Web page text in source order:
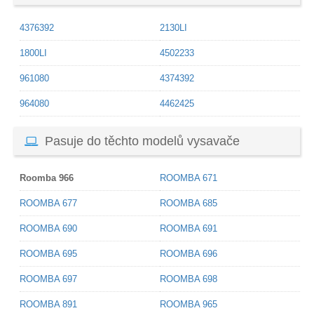
4376392 2130LI
1800LI 4502233
961080 4374392
964080 4462425
Pasuje do těchto modelů vysavače
Roomba 966 ROOMBA 671
ROOMBA 677 ROOMBA 685
ROOMBA 690 ROOMBA 691
ROOMBA 695 ROOMBA 696
ROOMBA 697 ROOMBA 698
ROOMBA 891 ROOMBA 965